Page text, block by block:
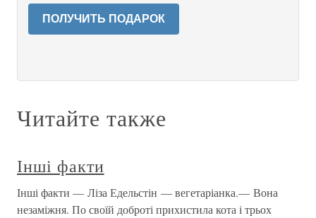
ПОЛУЧИТЬ ПОДАРОК
Читайте также
Інші факти
Інші факти — Ліза Едельстін — вегетаріанка.— Вона
незаміжня. По своїй доброті прихистила кота і трьох